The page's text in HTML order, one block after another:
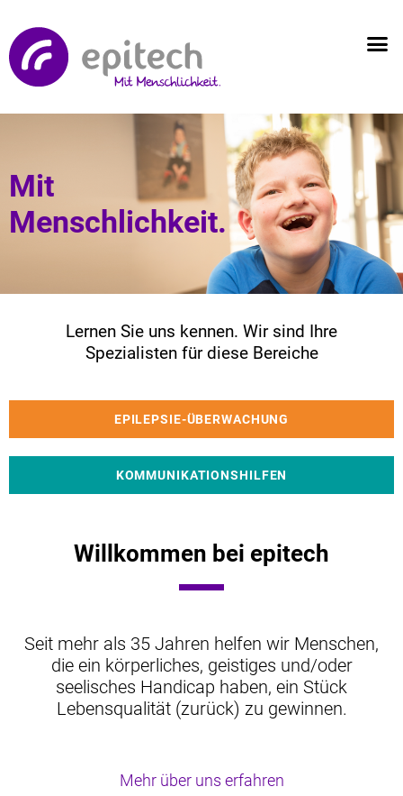
Mit
Menschlichkeit.
Lernen Sie uns kennen. Wir sind Ihre
Spezialisten für diese Bereiche
EPILEPSIE-ÜBERWACHUNG
KOMMUNIKATIONSHILFEN
Willkommen bei epitech
Seit mehr als 35 Jahren helfen wir Menschen,
die ein körperliches, geistiges und/oder
seelisches Handicap haben, ein Stück
Lebensqualität (zurück) zu gewinnen.
Mehr über uns erfahren